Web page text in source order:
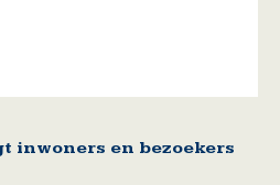
inwoners en bezoekers